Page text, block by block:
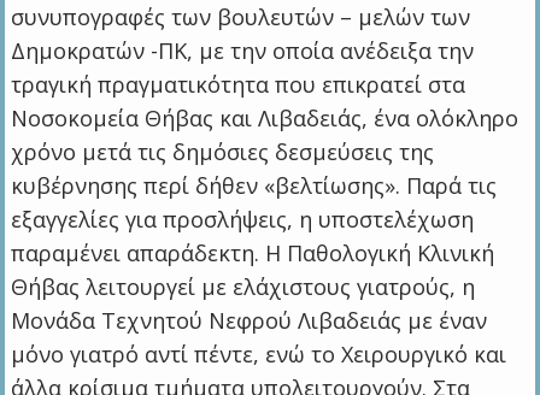
συνυπογραφές των βουλευτών – μελών των
Δημοκρατών -ΠΚ, με την οποία ανέδειξα την
τραγική πραγματικότητα που επικρατεί στα
Νοσοκομεία Θήβας και Λιβαδειάς, ένα ολόκληρο
χρόνο μετά τις δημόσιες δεσμεύσεις της
κυβέρνησης περί δήθεν «βελτίωσης». Παρά τις
εξαγγελίες για προσλήψεις, η υποστελέχωση
παραμένει απαράδεκτη. Η Παθολογική Κλινική
Θήβας λειτουργεί με ελάχιστους γιατρούς, η
Μονάδα Τεχνητού Νεφρού Λιβαδειάς με έναν
μόνο γιατρό αντί πέντε, ενώ το Χειρουργικό και
άλλα κρίσιμα τμήματα υπολειτουργούν. Στα